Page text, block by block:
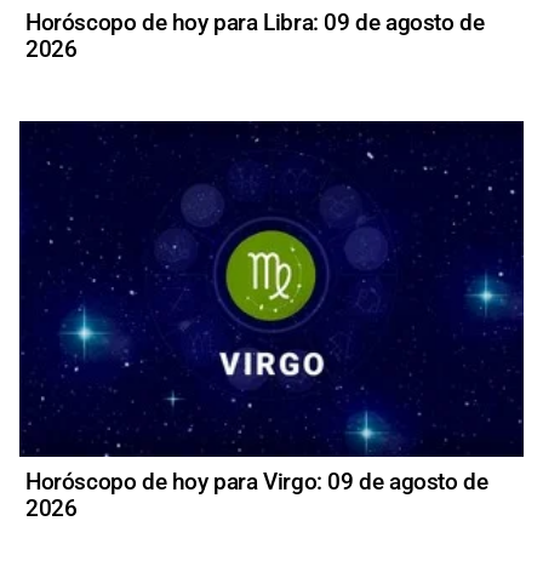
Horóscopo de hoy para Libra: 09 de agosto de
2026
Horóscopo de hoy para Virgo: 09 de agosto de
2026